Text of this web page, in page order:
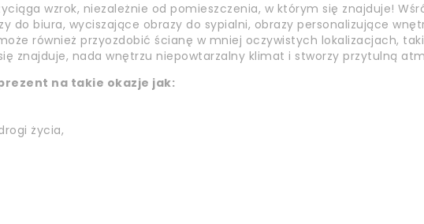
wzrok, niezależnie od pomieszczenia, w którym się znajduje!
do biura, wyciszające obrazy do sypialni, obrazy personalizujące
również przyozdobić ścianę w mniej oczywistych lokalizacjach,
znajduje, nada wnętrzu niepowtarzalny klimat i stworzy przytulną
na takie okazje jak:
życia,